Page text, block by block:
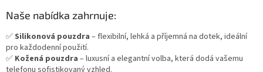
v
y
Naše nabídka zahrnuje:
✅Silikonová pouzdra – flexibilní, lehká a příjemná na dotek, ideální
pro každodenní použití.
✅ Kožená pouzdra – luxusní a elegantní volba, která dodá vašemu